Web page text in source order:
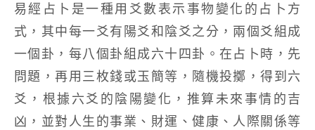
易經占卜是一種用爻數表示事物變化的占卜方
式，其中每一爻有陽爻和陰爻之分，兩個爻組成
一個卦，每八個卦組成六十四卦。在占卜時，先
問題，再用三枚錢或玉簡等，隨機投擲，得到六
爻，根據六爻的陰陽變化，推算未來事情的吉
凶，並對人生的事業、財運、健康、人際關係等